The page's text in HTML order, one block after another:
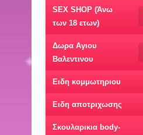
SEX SHOP (Άνω
των 18 ετων)
Δωρα Αγιου
Βαλεντινου
Ειδη κομμωτηριου
Ειδη αποτριχωσης
Σκουλαρικια body-